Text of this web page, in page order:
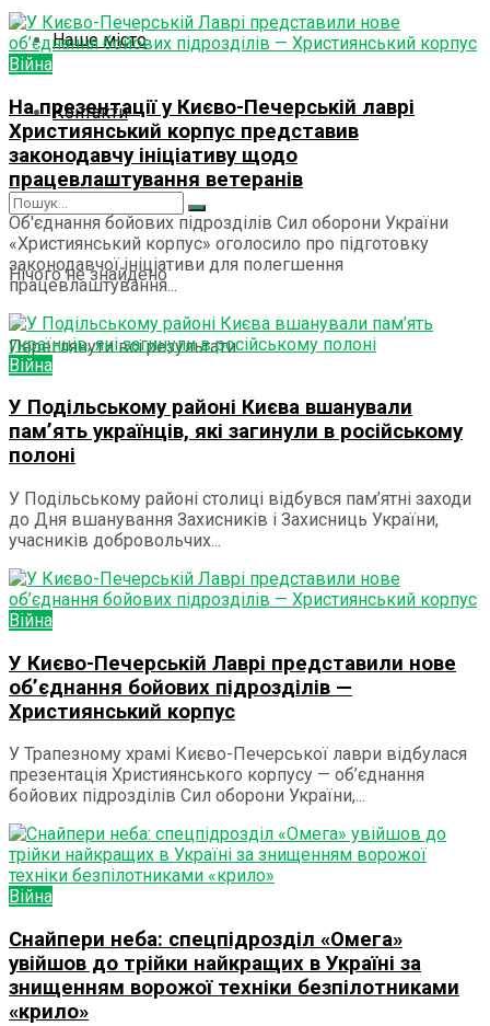
Наше місто
Контакти
Нічого не знайдено
Переглянути всі результати
Війна
На презентації у Києво-Печерській лаврі
Християнський корпус представив
законодавчу ініціативу щодо
працевлаштування ветеранів
Об'єднання бойових підрозділів Сил оборони України
«Християнський корпус» оголосило про підготовку
законодавчої ініціативи для полегшення
працевлаштування...
Війна
У Подільському районі Києва вшанували
пам’ять українців, які загинули в російському
полоні
У Подільському районі столиці відбувся пам’ятні заходи
до Дня вшанування Захисників і Захисниць України,
учасників добровольчих...
Війна
У Києво-Печерській Лаврі представили нове
об’єднання бойових підрозділів —
Християнський корпус
У Трапезному храмі Києво-Печерської лаври відбулася
презентація Християнського корпусу — об’єднання
бойових підрозділів Сил оборони України,...
Війна
Снайпери неба: спецпідрозділ «Омега»
увійшов до трійки найкращих в Україні за
знищенням ворожої техніки безпілотниками
«крило»